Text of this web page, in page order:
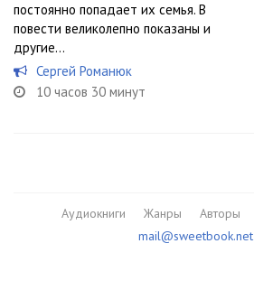
постоянно попадает их семья. В
повести великолепно показаны и
другие...
Сергей Романюк
10 часов 30 минут
Аудиокниги Жанры Авторы
mail@sweetbook.net